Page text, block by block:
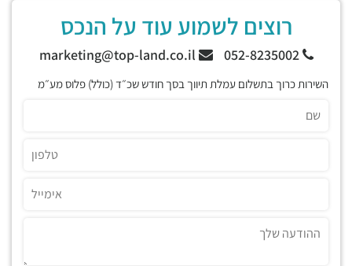
רוצים לשמוע עוד על הנכס
052-8235002
השירות כרוך בתשלום עמלת תיווך בסך חודש שכ״ד (כולל) פלוס מע״מ